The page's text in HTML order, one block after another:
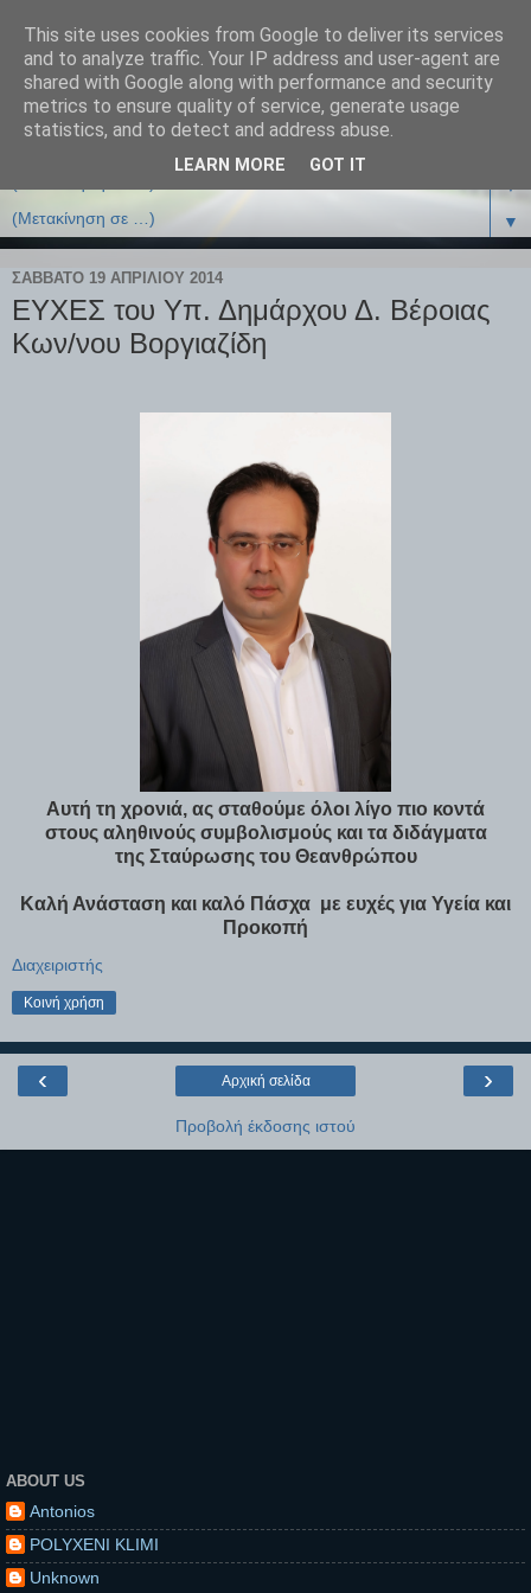
▼
▼
ΣΆΒΒΑΤΟ 19 ΑΠΡΙΛΊΟΥ 2014
ΕΥΧΕΣ του Υπ. Δημάρχου Δ. Βέροιας
Κων/νου Βοργιαζίδη
Αυτή τη χρονιά, ας σταθούμε όλοι λίγο πιο κοντά
στους αληθινούς συμβολισμούς και τα διδάγματα
της Σταύρωσης του Θεανθρώπου
Καλή Ανάσταση και καλό Πάσχα με ευχές για Υγεία και
Προκοπή
Διαχειριστής
Κοινή χρήση
‹ ›
Αρχική σελίδα
Προβολή έκδοσης ιστού
ABOUT US
Antonios
POLYXENI KLIMI
Unknown
This site uses cookies from Google to deliver its services
and to analyze traffic. Your IP address and user-agent are
shared with Google along with performance and security
metrics to ensure quality of service, generate usage
statistics, and to detect and address abuse.
LEARN MORE GOT IT